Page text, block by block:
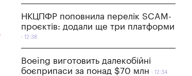
НКЦПФР поповнила перелік SCAM-
проєктів: додали ще три платформи
12:38
Boeing виготовить далекобійні
боєприпаси за понад $70 млн
12:34